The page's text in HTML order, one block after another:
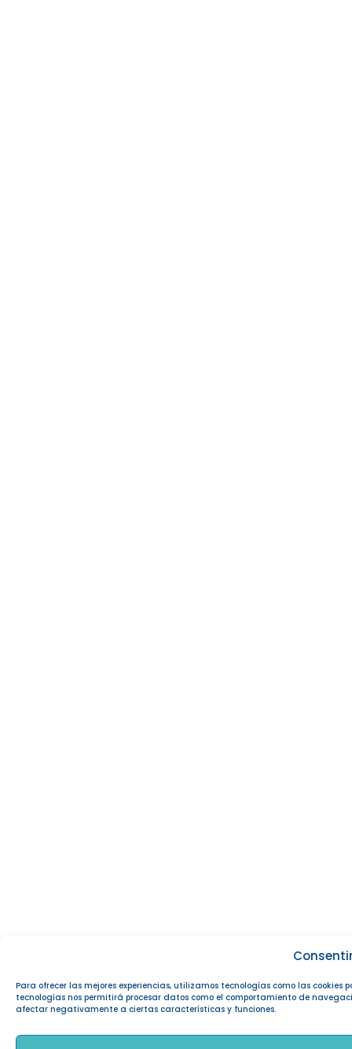
Para ofrecer las mejores experiencias, utilizamos tecnologías como las
tecnologías nos permitirá procesar datos como el comportamiento de
afectar negativamente a ciertas características y funciones.